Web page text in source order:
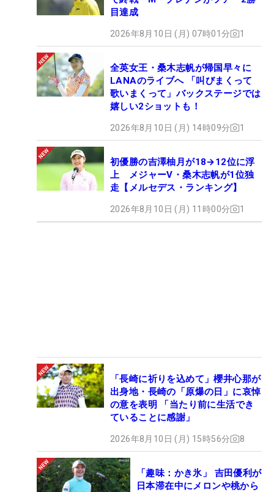
目達成
2026年8月10日 (月) 07時01分 1
全英女王・桑木志帆が帰国早々に
LANAのライブへ 「叫びまくって
歌いまくって」バックステージでは
嬉しい2ショットも！
2026年8月10日 (月) 14時09分 1
初優勝の吉澤柚月が18→12位に浮
上 メジャーV・桑木志帆が1位独
走【メルセデス・ランキング】
2026年8月10日 (月) 11時00分 1
「長崎に祈りを込めて」櫻井心那が
出身地・長崎の「原爆の日」に哀悼
の意を表明 「当たり前に生活でき
ていることに感謝」
2026年8月10日 (月) 15時56分 8
「趣味：かき氷」 吉田優利が
日本滞在中にメロンや桃から